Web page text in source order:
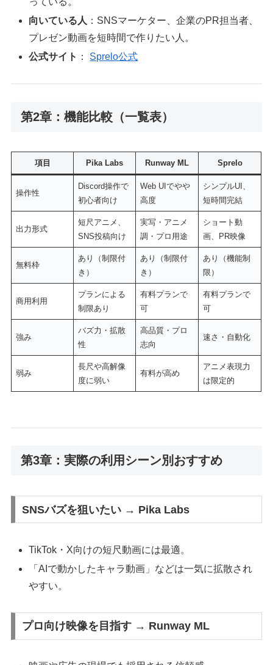
向いている人 ：SNSマーケター、企業のPR担当者、
プレゼン動画を短時間で作りたい人。
公式サイト ： Sprelo公式
第2章：機能比較（一覧表）
項目 Pika Labs Runway ML Sprelo
操作性
Discord操作で
初心者向け
Web UIでやや
高度
シンプルUI、
短時間完結
出力形式
短尺アニメ、
SNS投稿向け
実写・アニメ
調・プロ用途
ショート動
画、PR映像
無料枠
あり（制限付
き）
あり（制限付
き）
あり（機能制
限）
商用利用
プランによる
制限あり
有料プランで
可
有料プランで
可
強み
バズ力・拡散
性
高品質・プロ
志向
速さ・自動化
弱み
長尺や高解像
度に弱い
有料が高め
アニメ表現力
は限定的
第3章：実際の利用シーン別おすすめ
SNSバズを狙いたい → Pika Labs
TikTok・X向けの短尺動画には最適。
「AIで動かしたキャラ動画」などは一気に拡散され
やすい。
プロ向け映像を目指す → Runway ML